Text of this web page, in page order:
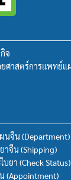
จ
ยศาสตร์การแพทย์
นจีน (Department)
าจีน (Shipping)
ยา (Check Status)
(Appointment)